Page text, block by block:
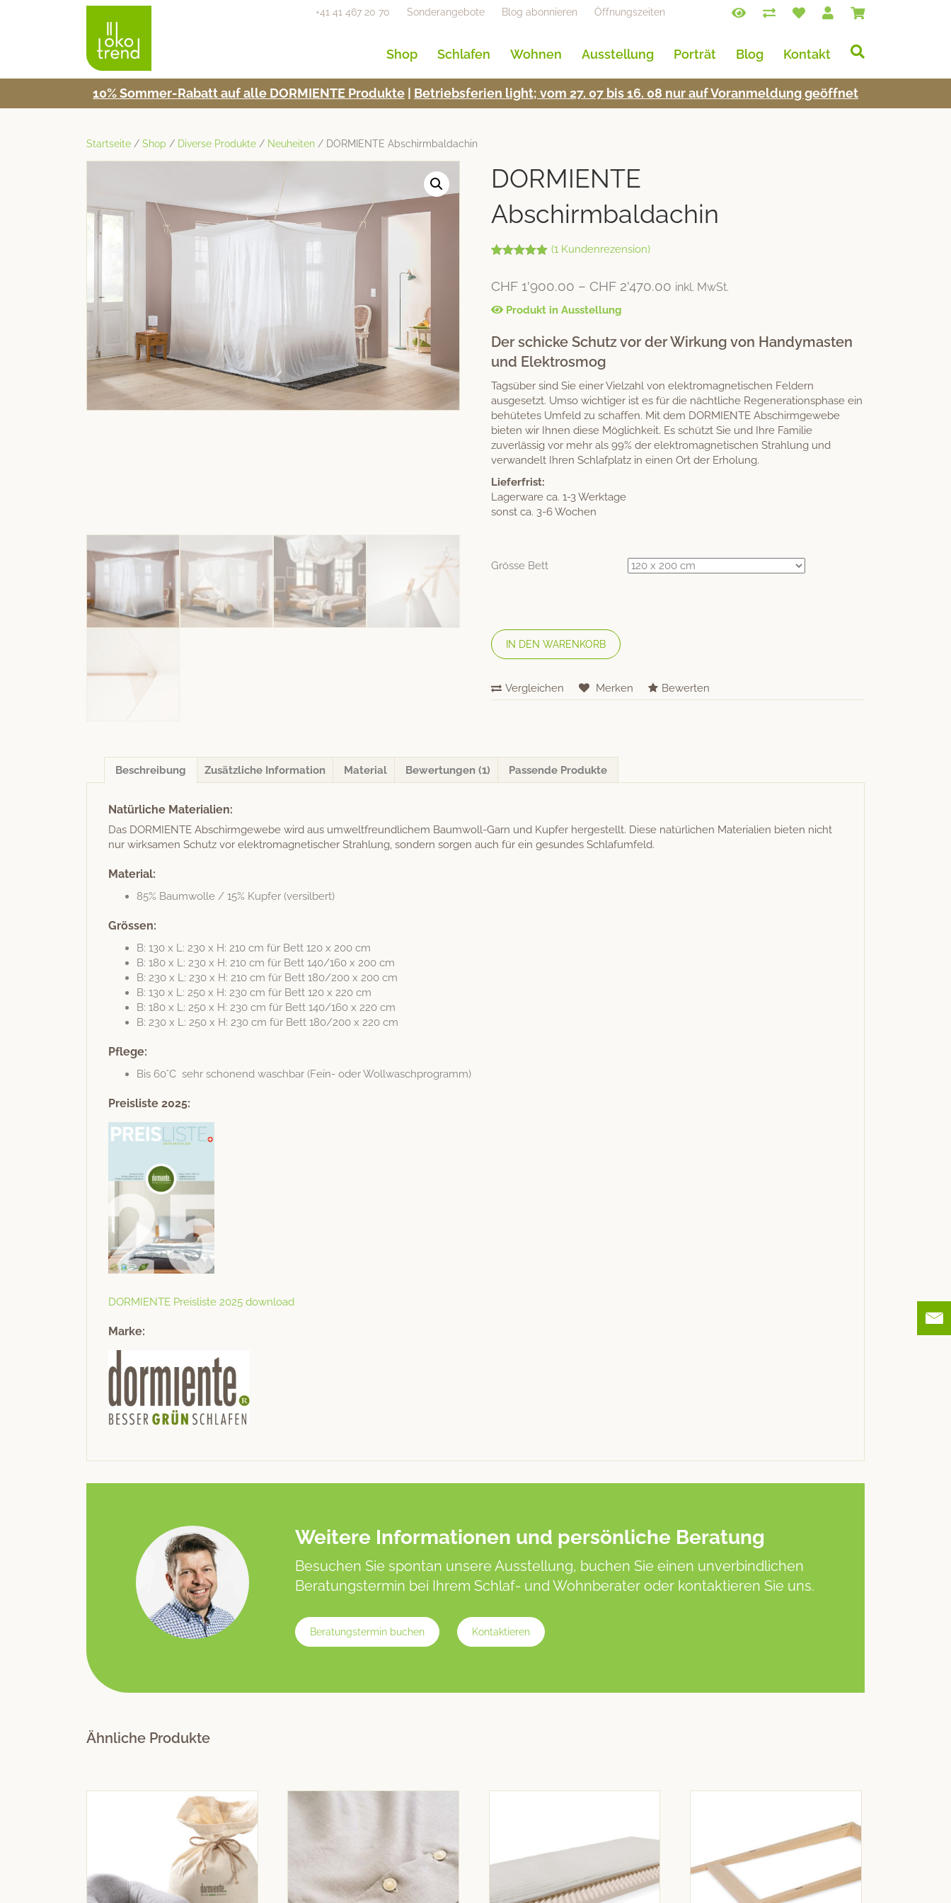
+41 41 467 20 70 Sonderangebote Blog abonnieren Öffnungszeiten
Shop Schlafen Wohnen Ausstellung Porträt Blog Kontakt
10% Som­mer-Rabatt auf alle DORMIENTE Pro­duk­te Betrieb­s­fe­rien light; vom 27. 07 bis 16. 08 nur auf Voran­mel­dung geöffnet
Startseite / Shop / Diverse Produkte / Neuheiten / DORMIENTE Abschirmbaldachin
DORMIENTE
Abschirmbaldachin
basierend
Kundenbew
(1 Kundenrezension)
CHF 1'900.00 – CHF 2'470.00 inkl. MwSt.
Produkt in Ausstellung
Der schicke Schutz vor der Wirkung von Handymasten
und Elektrosmog
Tagsüber sind Sie einer Vielzahl von elektromagnetischen Feldern
ausgesetzt. Umso wichtiger ist es für die nächtliche Regenerationsphase ein
behütetes Umfeld zu schaffen. Mit dem DORMIENTE Abschirmgewebe
bieten wir Ihnen diese Möglichkeit. Es schützt Sie und Ihre Familie
zuverlässig vor mehr als 99% der elektromagnetischen Strahlung und
verwandelt Ihren Schlafplatz in einen Ort der Erholung.
Lieferfrist:
Lagerware ca. 1-3 Werktage
sonst ca. 3-6 Wochen
Grösse Bett
IN DEN WARENKORB
Vergleichen Merken Bewerten
Beschreibung Zusätzliche Information Material Bewertungen (1) Passende Produkte
Natürliche Materialien:
Das DORMIENTE Abschir­mgewebe wird aus umwelt­fre­undlichem Baum­woll-Garn und Kupfer hergestellt. Diese natür­lichen Mate­ri­alien bieten nicht
nur wirk­samen Schutz vor elek­tro­mag­netis­ch­er Strahlung, son­dern sor­gen auch für ein gesun­des Schlafumfeld.
Material:
85% Baum­wolle / 15% Kupfer (ver­sil­bert)
Grössen:
B: 130 x L: 230 x H: 210 cm für Bett 120 x 200 cm
B: 180 x L: 230 x H: 210 cm für Bett 140/160 x 200 cm
B: 230 x L: 230 x H: 210 cm für Bett 180/200 x 200 cm
B: 130 x L: 250 x H: 230 cm für Bett 120 x 220 cm
B: 180 x L: 250 x H: 230 cm für Bett 140/160 x 220 cm
B: 230 x L: 250 x H: 230 cm für Bett 180/200 x 220 cm
Pflege:
Bis 60°C sehr scho­nend waschbar (Fein- oder Wollwaschprogramm)
Preisliste 2025:
DORMIENTE Preis­liste 2025 download
Marke:
Weitere Informationen und persönliche Beratung
Besuchen Sie spontan unsere Ausstellung, buchen Sie einen unverbindlichen
Beratungstermin bei Ihrem Schlaf- und Wohnberater oder kontaktieren Sie uns.
Beratungstermin buchen Kontaktieren
Ähnliche Produkte